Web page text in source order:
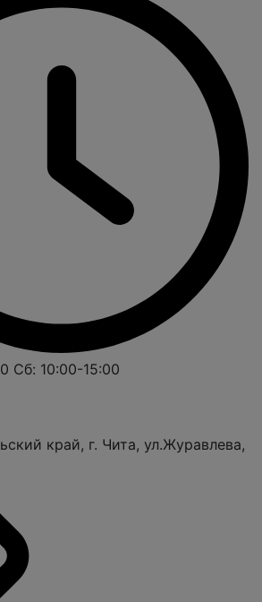
Сб: 10:00-15:00
край, г. Чита, ул.Журавлева,